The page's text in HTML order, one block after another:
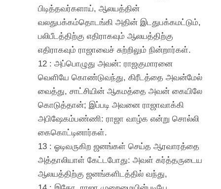
பிடித்தவர்களாய், ஆலயத்தின்
வலதுபக்கம்தொடங்கி அதின் இடதுபக்கமட்டும்,
பலிபீடத்திற்கு எதிராகவும் ஆலயத்திற்கு
எதிராகவும் ராஜாவைச் சுற்றிலும் நின்றார்கள்.
12 : அப்பொழுது அவன்: ராஜகுமாரனை
வெளியே கொண்டுவந்து, கிரீடத்தை அவன்மேல்
வைத்து, சாட்சியின் ஆகமத்தை அவன் கையிலே
கொடுத்தான்; இப்படி அவனை ராஜாவாக்கி
அபிஷேகம்பண்ணி: ராஜா வாழ்க என்று சொல்லி
கைகொட்டினார்கள்.
13 : ஓடிவருகிற ஜனங்கள் செய்த ஆரவாரத்தை
அத்தாலியாள் கேட்டபோது: அவள் கர்த்தருடைய
ஆலயத்திற்கு ஜனங்களிடத்தில் வந்து,